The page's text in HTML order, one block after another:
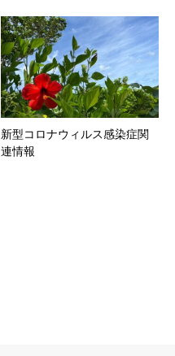
新型コロナウィルス感染症関
連情報